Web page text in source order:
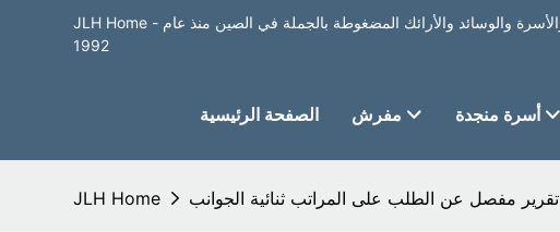
JLH Home - أفضل مصنع لبيع المراتب والأسرة والوسائد والأرائك المضغوطة بالجملة في الصين منذ عام
1992
الصفحة الرئيسية مفرش أسرة منجدة
JLH Home تقرير مفصل عن الطلب على المراتب ثنائية الجوانب